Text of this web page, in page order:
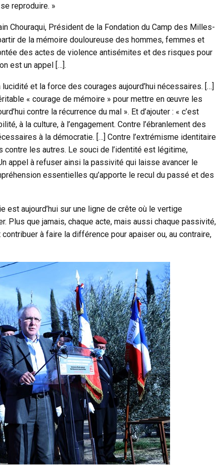
reproduire. »
Chouraqui, Président de la Fondation du Camp des Milles-
de la mémoire douloureuse des hommes, femmes et
des actes de violence antisémites et des risques pour
est un appel […].
et la force des courages aujourd’hui nécessaires. […]
« courage de mémoire » pour mettre en œuvre les
contre la récurrence du mal ». Et d’ajouter : « c’est
à la culture, à l’engagement. Contre l’ébranlement des
à la démocratie. […] Contre l’extrémisme identitaire
contre les autres. Le souci de l’identité est légitime,
appel à refuser ainsi la passivité qui laisse avancer le
essentielles qu’apporte le recul du passé et des
est aujourd’hui sur une ligne de crête où le vertige
Plus que jamais, chaque acte, mais aussi chaque passivité,
à faire la différence pour apaiser ou, au contraire,